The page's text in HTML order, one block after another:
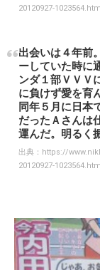
20120927-
出会いは４年前
ーしていた時に
ンダ１部ＶＶＶ
に負けず愛を育
同年５月に日本
だったＡさんは
運んだ。明るく
出典： https://
20120927-